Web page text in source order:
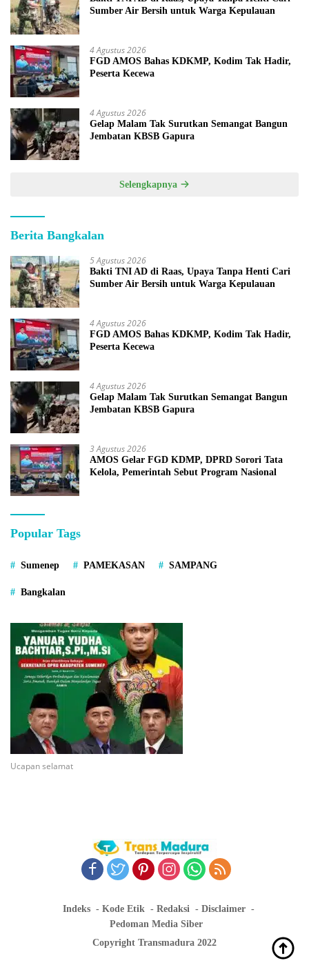
Sumber Air Bersih untuk Warga Kepulauan
4 Agustus 2026
FGD AMOS Bahas KDKMP, Kodim Tak Hadir,
Peserta Kecewa
4 Agustus 2026
Gelap Malam Tak Surutkan Semangat Bangun
Jembatan KBSB Gapura
Selengkapnya
Berita Bangkalan
5 Agustus 2026
Bakti TNI AD di Raas, Upaya Tanpa Henti Cari
Sumber Air Bersih untuk Warga Kepulauan
4 Agustus 2026
FGD AMOS Bahas KDKMP, Kodim Tak Hadir,
Peserta Kecewa
4 Agustus 2026
Gelap Malam Tak Surutkan Semangat Bangun
Jembatan KBSB Gapura
3 Agustus 2026
AMOS Gelar FGD KDMP, DPRD Sorori Tata
Kelola, Pemerintah Sebut Program Nasional
Popular Tags
Sumenep PAMEKASAN SAMPANG
Bangkalan
Ucapan selamat
Indeks Kode Etik Redaksi
Disclaimer
Pedoman Media Siber
Copyright Transmadura 2022